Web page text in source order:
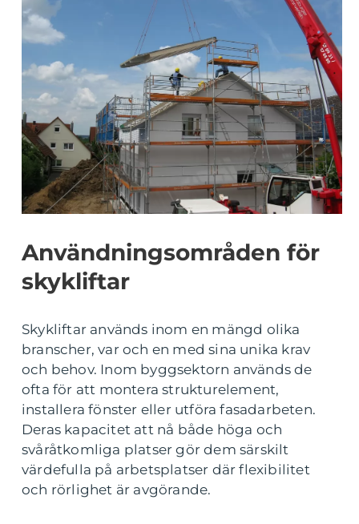
Användningsområden för
skykliftar
Skykliftar används inom en mängd olika
branscher, var och en med sina unika krav
och behov. Inom byggsektorn används de
ofta för att montera strukturelement,
installera fönster eller utföra fasadarbeten.
Deras kapacitet att nå både höga och
svåråtkomliga platser gör dem särskilt
värdefulla på arbetsplatser där flexibilitet
och rörlighet är avgörande.